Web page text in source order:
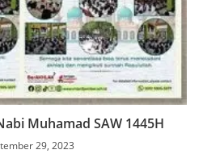
Muhamad SAW 1445H
29, 2023